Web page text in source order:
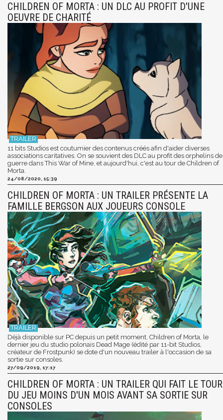
CHILDREN OF MORTA : UN DLC AU PROFIT D'UNE
OEUVRE DE CHARITÉ
11 bits Studios est coutumier des contenus créés afin d'aider diverses
associations caritatives. On se souvient des DLC au profit des orphelins de
guerre dans This War of Mine, et aujourd'hui, c'est au tour de Children of
Morta.
24/08/2020, 15:39
CHILDREN OF MORTA : UN TRAILER PRÉSENTE LA
FAMILLE BERGSON AUX JOUEURS CONSOLE
Déjà disponible sur PC depuis un petit moment, Children of Morta, le
dernier jeu du studio polonais Dead Mage (édité par 11-bit Studios,
créateur de Frostpunk) se dote d'un nouveau trailer à l'occasion de sa
sortie sur consoles.
27/09/2019, 17:17
CHILDREN OF MORTA : UN TRAILER QUI FAIT LE TOUR
DU JEU MOINS D'UN MOIS AVANT SA SORTIE SUR
CONSOLES